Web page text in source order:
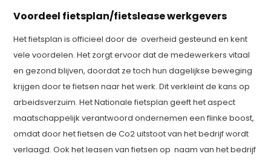
Voordeel fietsplan/fietslease werkgevers
Het fietsplan is officieel door de overheid gesteund en kent
vele voordelen. Het zorgt ervoor dat de medewerkers vitaal
en gezond blijven, doordat ze toch hun dagelijkse beweging
krijgen door te fietsen naar het werk. Dit verkleint de kans op
arbeidsverzuim. Het Nationale fietsplan geeft het aspect
maatschappelijk verantwoord ondernemen een flinke boost,
omdat door het fietsen de Co2 uitstoot van het bedrijf wordt
verlaagd. Ook het leasen van fietsen op naam van het bedrijf